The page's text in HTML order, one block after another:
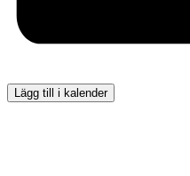
Lägg till i kalender